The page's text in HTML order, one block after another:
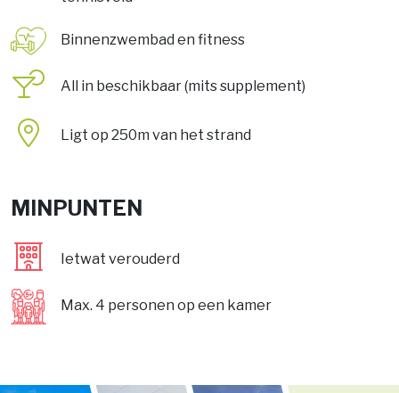
Binnenzwembad en fitness
All in beschikbaar (mits supplement)
Ligt op 250m van het strand
MINPUNTEN
Ietwat verouderd
Max. 4 personen op een kamer